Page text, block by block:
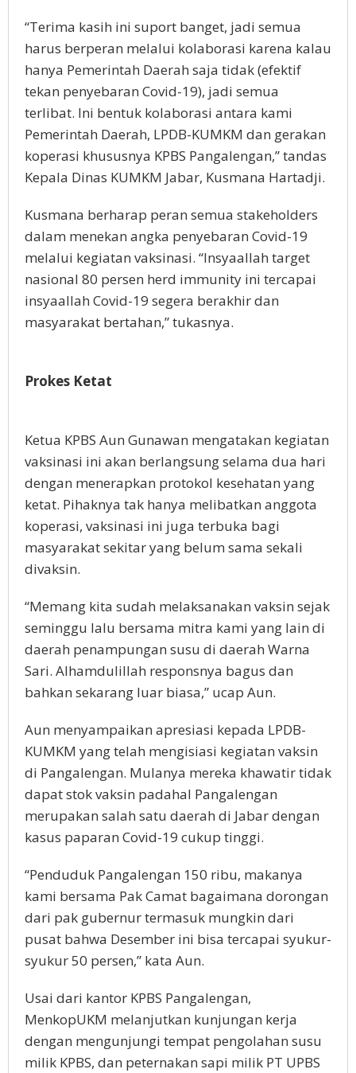
“Terima kasih ini suport banget, jadi semua
harus berperan melalui kolaborasi karena kalau
hanya Pemerintah Daerah saja tidak (efektif
tekan penyebaran Covid-19), jadi semua
terlibat. Ini bentuk kolaborasi antara kami
Pemerintah Daerah, LPDB-KUMKM dan gerakan
koperasi khususnya KPBS Pangalengan,” tandas
Kepala Dinas KUMKM Jabar, Kusmana Hartadji.
Kusmana berharap peran semua stakeholders
dalam menekan angka penyebaran Covid-19
melalui kegiatan vaksinasi. “Insyaallah target
nasional 80 persen herd immunity ini tercapai
insyaallah Covid-19 segera berakhir dan
masyarakat bertahan,” tukasnya.
Prokes Ketat
Ketua KPBS Aun Gunawan mengatakan kegiatan
vaksinasi ini akan berlangsung selama dua hari
dengan menerapkan protokol kesehatan yang
ketat. Pihaknya tak hanya melibatkan anggota
koperasi, vaksinasi ini juga terbuka bagi
masyarakat sekitar yang belum sama sekali
divaksin.
“Memang kita sudah melaksanakan vaksin sejak
seminggu lalu bersama mitra kami yang lain di
daerah penampungan susu di daerah Warna
Sari. Alhamdulillah responsnya bagus dan
bahkan sekarang luar biasa,” ucap Aun.
Aun menyampaikan apresiasi kepada LPDB-
KUMKM yang telah mengisiasi kegiatan vaksin
di Pangalengan. Mulanya mereka khawatir tidak
dapat stok vaksin padahal Pangalengan
merupakan salah satu daerah di Jabar dengan
kasus paparan Covid-19 cukup tinggi.
“Penduduk Pangalengan 150 ribu, makanya
kami bersama Pak Camat bagaimana dorongan
dari pak gubernur termasuk mungkin dari
pusat bahwa Desember ini bisa tercapai syukur-
syukur 50 persen,” kata Aun.
Usai dari kantor KPBS Pangalengan,
MenkopUKM melanjutkan kunjungan kerja
dengan mengunjungi tempat pengolahan susu
milik KPBS, dan peternakan sapi milik PT UPBS